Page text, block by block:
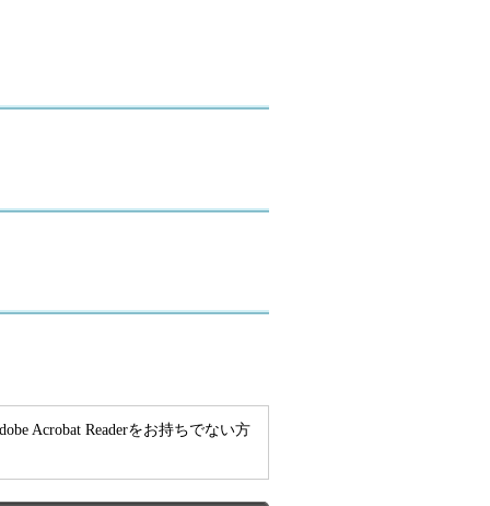
Acrobat Readerをお持ちでない方